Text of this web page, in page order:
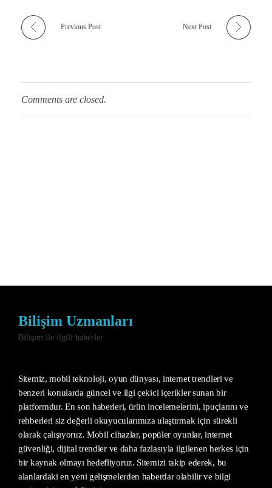
Previous Post Next Post
Comments are closed.
Bilişim Uzmanları
Bilişim ile ilgili haberler
Sitemiz, mobil teknoloji, oyun dünyası, internet trendleri ve
benzeri konularda güncel ve ilgi çekici içerikler sunan bir
platformdur. En son haberleri, ürün incelemelerini, ipuçlarını ve
rehberleri siz değerli okuyucularımıza ulaştırmak için sürekli
olarak çalışıyoruz. Mobil cihazlar, popüler oyunlar, internet
güvenliği, dijital trendler ve daha fazlasıyla ilgilenen herkes için
bir kaynak olmayı hedefliyoruz. Sitemizi takip ederek, bu
alanlardaki en yeni gelişmelerden haberdar olabilir ve bilgi